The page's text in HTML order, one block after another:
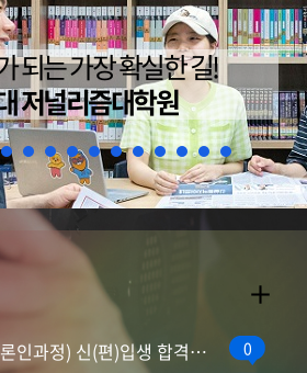
되는 가장 확실한 길!
저널리즘대학원
저널리즘학과(예비언론인과정) 신(편)입생 합격자 발표_... 0